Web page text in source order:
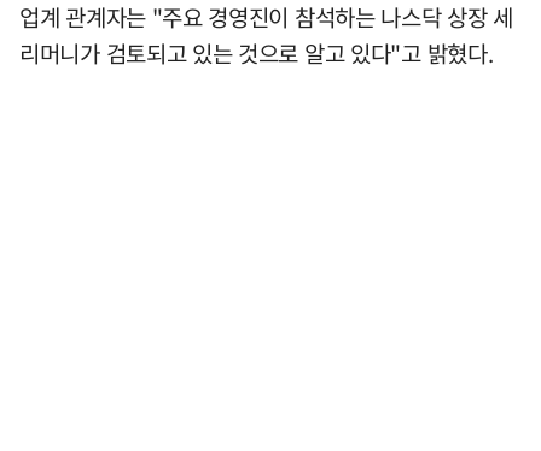
업계 관계자는 "주요 경영진이 참석하는 나스닥 상장 세
리머니가 검토되고 있는 것으로 알고 있다"고 밝혔다.